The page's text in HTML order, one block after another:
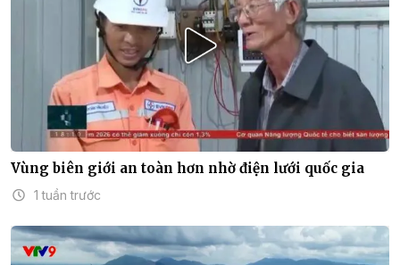
Vùng biên giới an toàn hơn nhờ điện lưới quốc gia
1 tuần trước